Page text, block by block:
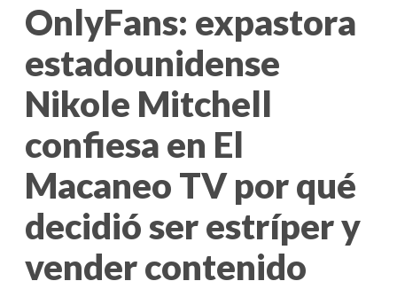
OnlyFans: expastora
estadounidense
Nikole Mitchell
confiesa en El
Macaneo TV por qué
decidió ser estríper y
vender contenido